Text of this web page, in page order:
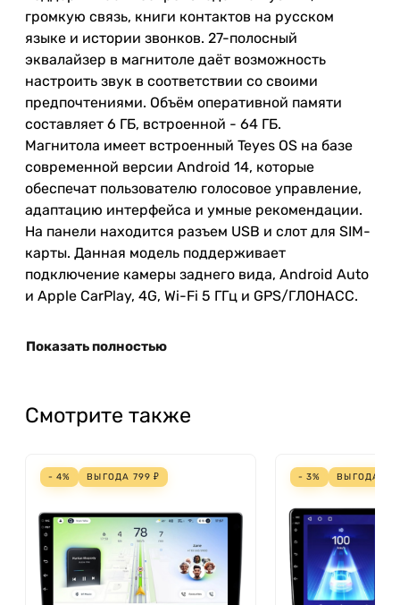
громкую связь, книги контактов на русском
языке и истории звонков. 27-полосный
эквалайзер в магнитоле даёт возможность
настроить звук в соответствии со своими
предпочтениями. Объём оперативной памяти
составляет 6 ГБ, встроенной - 64 ГБ.
Магнитола имеет встроенный Teyes OS на базе
современной версии Android 14, которые
обеспечат пользователю голосовое управление,
адаптацию интерфейса и умные рекомендации.
На панели находится разъем USB и слот для SIM-
карты. Данная модель поддерживает
подключение камеры заднего вида, Android Auto
и Apple CarPlay, 4G, Wi-Fi 5 ГГц и GPS/ГЛОНАСС.
Показать полностью
Смотрите также
- 4% ВЫГОДА 799 ₽ - 3% ВЫГОДА